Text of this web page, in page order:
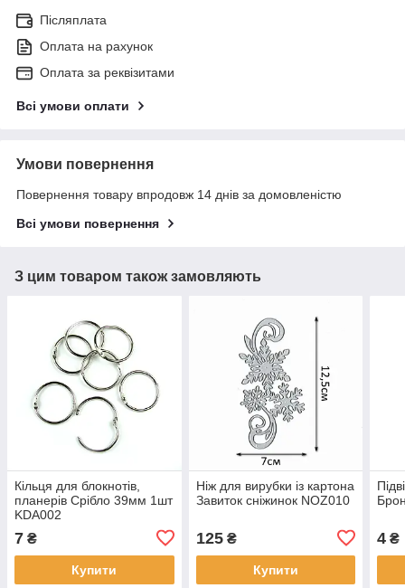
Післяплата
Оплата на рахунок
Оплата за реквізитами
Всі умови оплати
Умови повернення
Повернення товару впродовж 14 днів за домовленістю
Всі умови повернення
З цим товаром також замовляють
Кільця для блокнотів,
планерів Срібло 39мм 1шт
KDA002
7 ₴
Купити
Ніж для вирубки із картона
Завиток сніжинок NOZ010
125₴
Купити
4 ₴